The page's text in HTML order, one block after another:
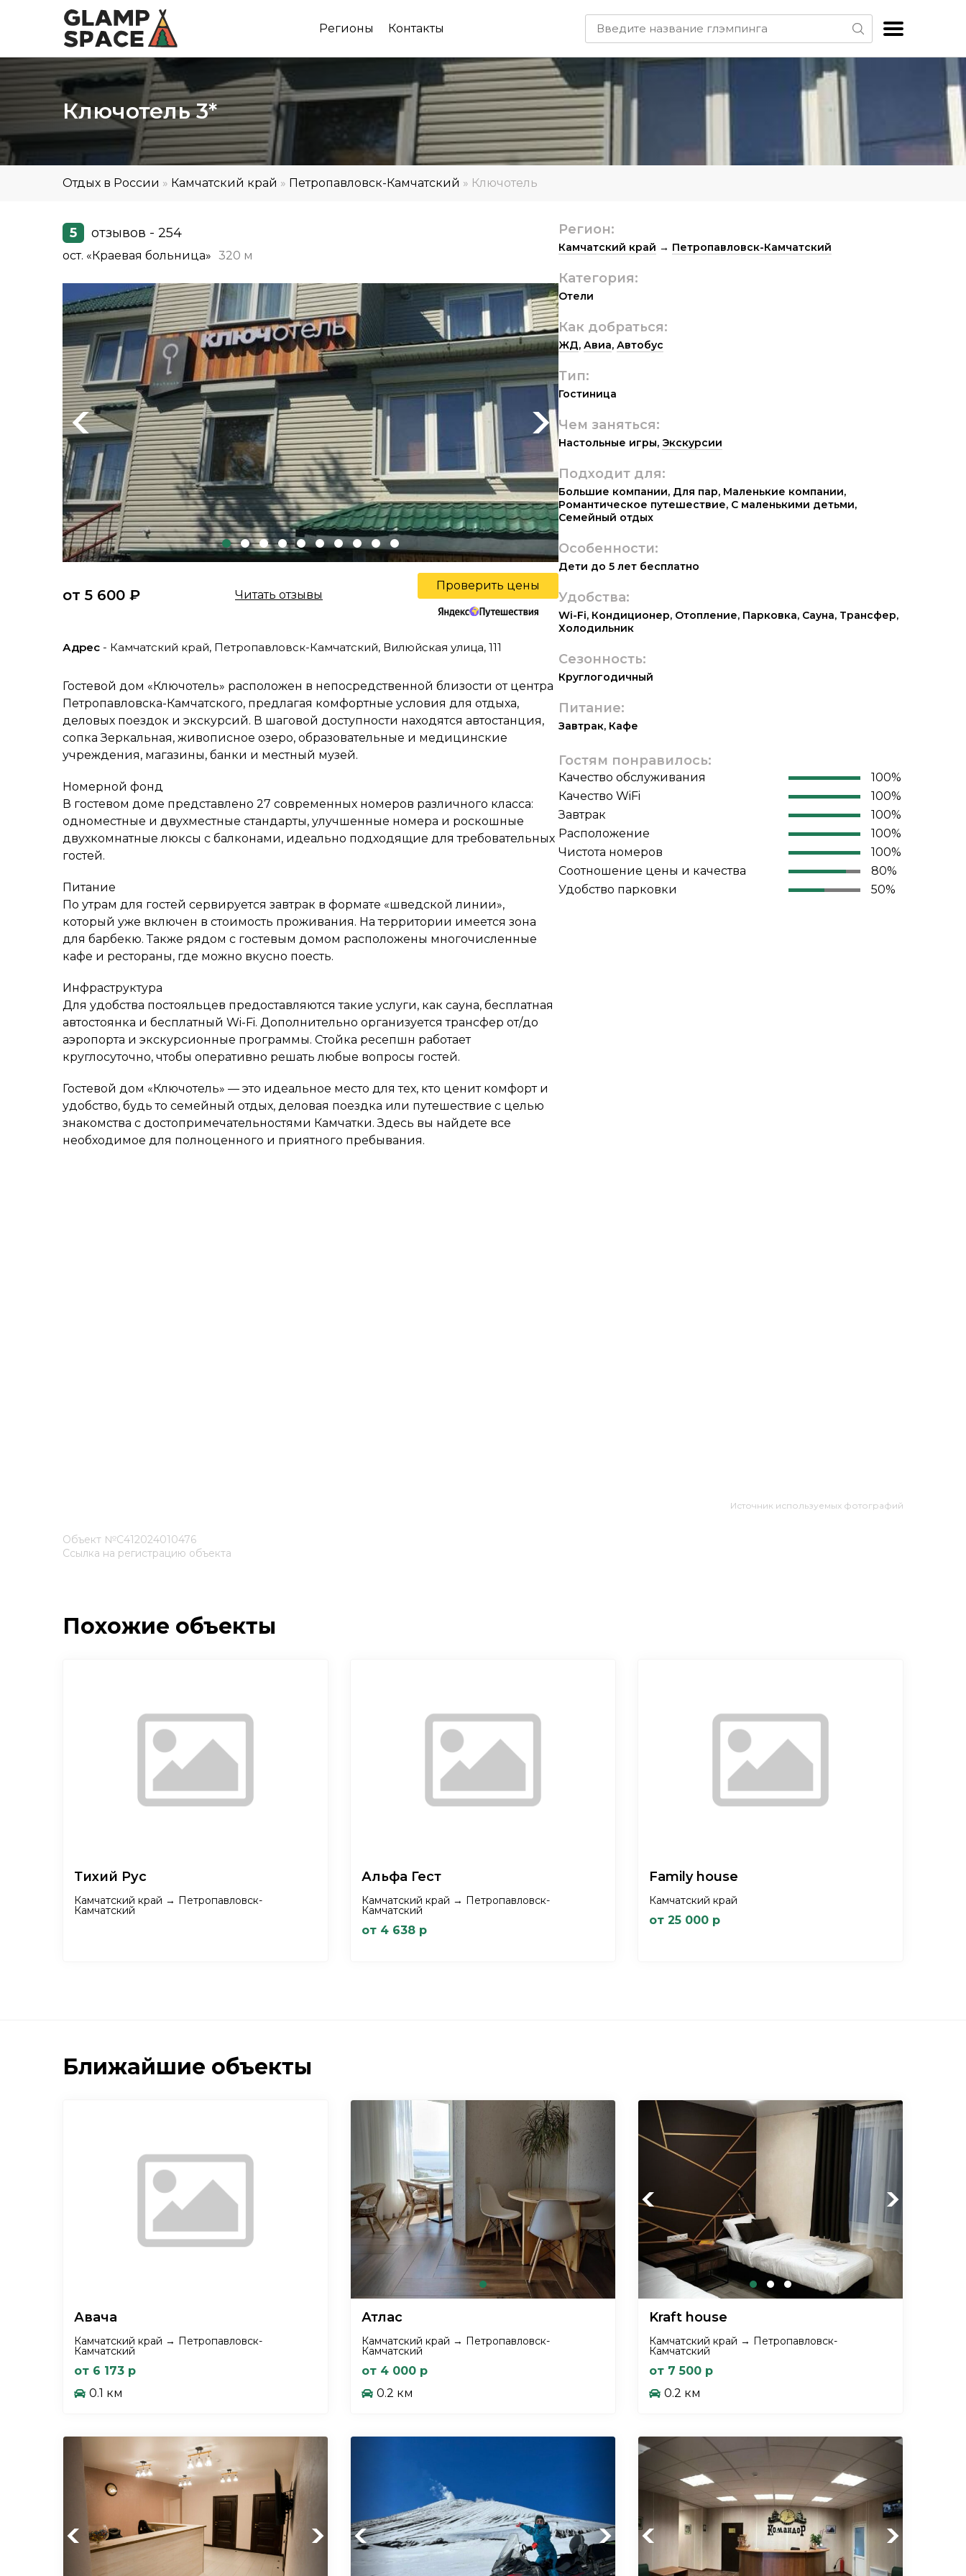
Регионы Контакты
Ключотель 3*
Отдых в России » Камчатский край » Петропавловск-Камчатский » Ключотель
5 отзывов - 254
ост. «Краевая больница» 320 м
Previous Next
от 5 600 ₽ Читать отзывы
Проверить цены
Адрес - Камчатский край, Петропавловск-Камчатский, Вилюйская улица, 111
Гостевой дом «Ключотель» расположен в непосредственной близости от центра
Петропавловска-Камчатского, предлагая комфортные условия для отдыха,
деловых поездок и экскурсий. В шаговой доступности находятся автостанция,
сопка Зеркальная, живописное озеро, образовательные и медицинские
учреждения, магазины, банки и местный музей.
Номерной фонд
В гостевом доме представлено 27 современных номеров различного класса:
одноместные и двухместные стандарты, улучшенные номера и роскошные
двухкомнатные люксы с балконами, идеально подходящие для требовательных
гостей.
Питание
По утрам для гостей сервируется завтрак в формате «шведской линии»,
который уже включен в стоимость проживания. На территории имеется зона
для барбекю. Также рядом с гостевым домом расположены многочисленные
кафе и рестораны, где можно вкусно поесть.
Инфраструктура
Для удобства постояльцев предоставляются такие услуги, как сауна, бесплатная
автостоянка и бесплатный Wi-Fi. Дополнительно организуется трансфер от/до
аэропорта и экскурсионные программы. Стойка ресепшн работает
круглосуточно, чтобы оперативно решать любые вопросы гостей.
Гостевой дом «Ключотель» — это идеальное место для тех, кто ценит комфорт и
удобство, будь то семейный отдых, деловая поездка или путешествие с целью
знакомства с достопримечательностями Камчатки. Здесь вы найдете все
необходимое для полноценного и приятного пребывания.
Регион:
Камчатский край → Петропавловск-Камчатский
Категория:
Отели
Как добраться:
ЖД, Авиа, Автобус
Тип:
Гостиница
Чем заняться:
Настольные игры, Экскурсии
Подходит для:
Большие компании, Для пар, Маленькие компании,
Романтическое путешествие, С маленькими детьми,
Семейный отдых
Особенности:
Дети до 5 лет бесплатно
Удобства:
Wi-Fi, Кондиционер, Отопление, Парковка, Сауна, Трансфер,
Холодильник
Сезонность:
Круглогодичный
Питание:
Завтрак, Кафе
Гостям понравилось:
Качество обслуживания
100%
Качество WiFi
100%
Завтрак
100%
Расположение
100%
Чистота номеров
100%
Соотношение цены и качества
80%
Удобство парковки
50%
Источник используемых фотографий
Объект №С412024010476
Ссылка на регистрацию объекта
Похожие объекты
Тихий Рус
Камчатский край → Петропавловск-
Камчатский
Альфа Гест
Камчатский край → Петропавловск-
Камчатский
от 4 638 р
Family house
Камчатский край
от 25 000 р
Ближайшие объекты
Авача
Камчатский край → Петропавловск-
Камчатский
от 6 173 р
0.1 км
Атлас
Камчатский край → Петропавловск-
Камчатский
от 4 000 р
0.2 км
Previous Next
Kraft house
Камчатский край → Петропавловск-
Камчатский
от 7 500 р
0.2 км
Previous Next Previous Next Previous Next